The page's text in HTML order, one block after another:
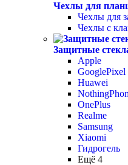
Чехлы для
Чехлы для
Чехлы с
Защитные
Apple
GooglePixel
Huawei
OnePlus
Realme
Samsung
Xiaomi
Гидрогель
Ещё 4